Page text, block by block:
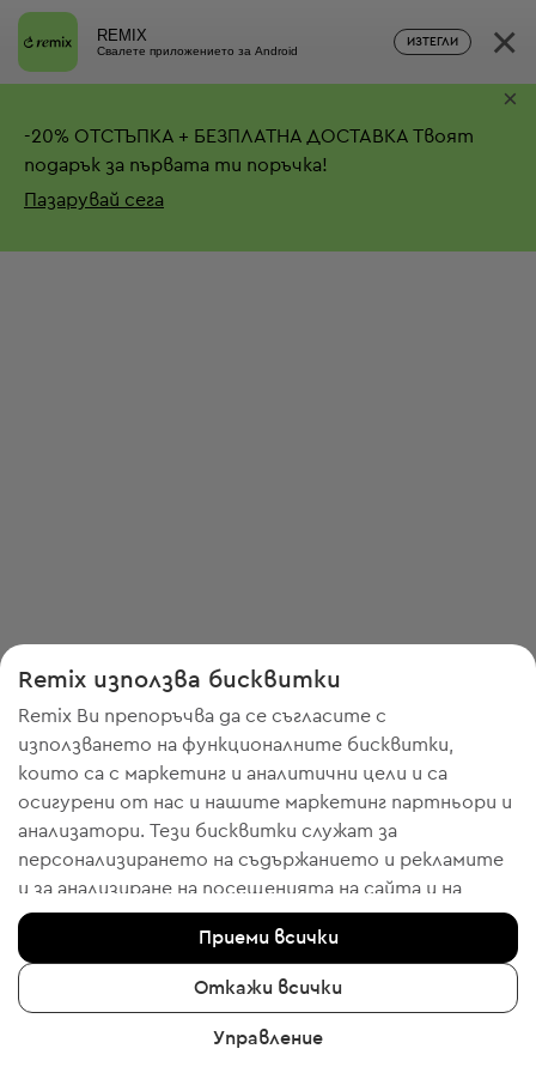
REMIX
Свалете приложението за Android
ИЗТЕГЛИ ×
-20% ОТСТЪПКА + БЕЗПЛАТНА ДОСТАВКА Твоят
подарък за първата ти поръчка!
Пазарувай сега
×
Remix използва бисквитки
Remix Ви препоръчва да се съгласите с
използването на функционалните бисквитки,
които са с маркетинг и аналитични цели и са
осигурени от нас и нашите маркетинг партньори и
анализатори. Тези бисквитки служат за
персонализирането на съдържанието и рекламите
и за анализиране на посещенията на сайта и на
мобилното приложение - информация, която ни
помага да Ви показваме продукти, които бихте
харесали. Ако сте съгласни, моля потвърдете с
клик върху бутона “Да, съгласен съм“.
За да получите повече информация, моля
Приеми всички
Откажи всички
Управление